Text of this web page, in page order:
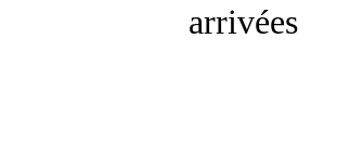
arrivées